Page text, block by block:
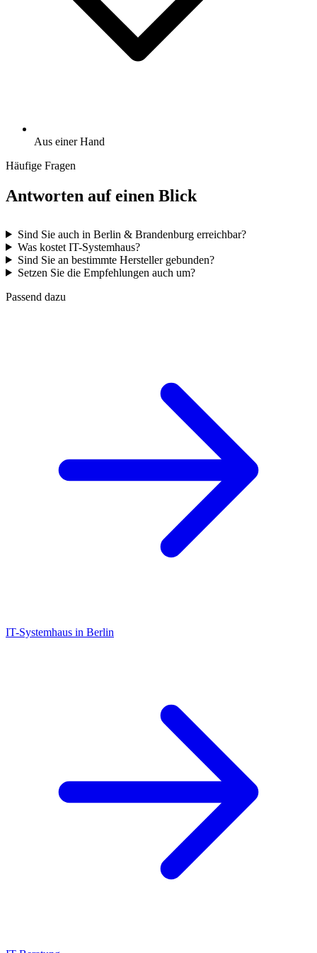
Aus einer Hand
Häufige Fragen
Antworten auf einen Blick
Sind Sie auch in Berlin & Brandenburg erreichbar?
Was kostet IT-Systemhaus?
Sind Sie an bestimmte Hersteller gebunden?
Setzen Sie die Empfehlungen auch um?
Passend dazu
IT-Systemhaus in Berlin